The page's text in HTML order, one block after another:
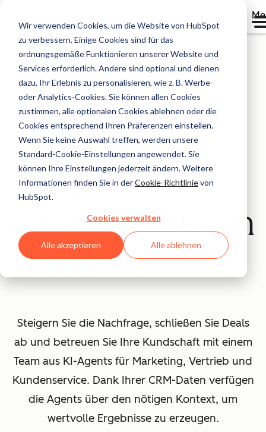
Wir verwenden Cookies, um die Website von HubSpot
zu verbessern. Einige Cookies sind für das
ordnungsgemäße Funktionieren unserer Website und
Services erforderlich. Andere sind optional und dienen
dazu, Ihr Erlebnis zu personalisieren, wie z. B. Werbe-
oder Analytics-Cookies. Sie können allen Cookies
zustimmen, alle optionalen Cookies ablehnen oder die
Cookies entsprechend Ihren Präferenzen einstellen.
Wenn Sie keine Auswahl treffen, werden unsere
Standard-Cookie-Einstellungen angewendet. Sie
können Ihre Einstellungen jederzeit ändern. Weitere
Informationen finden Sie in derCookie-Richtlinievon
HubSpot.
Cookies verwalten
Alle akzeptieren Alle ablehnen
Startseite
Beta
Alle Ihre KI-
Agents, an
einem zentralen
Ort verwaltet.
Steigern Sie die Nachfrage, schließen Sie Deals
ab und betreuen Sie Ihre Kundschaft mit einem
Team aus KI-Agents für Marketing, Vertrieb und
Kundenservice. Dank Ihrer CRM-Daten verfügen
die Agents über den nötigen Kontext, um
wertvolle Ergebnisse zu erzeugen.